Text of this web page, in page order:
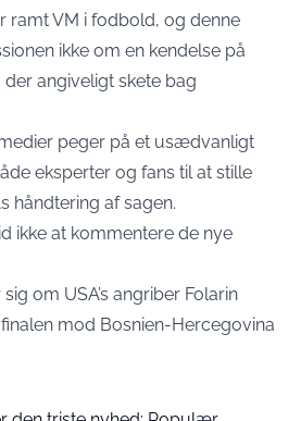
ramt VM i fodbold, og denne
ikke om en kendelse på
angiveligt skete bag
peger på et usædvanligt
eksperter og fans til at stille
håndtering af sagen.
ikke at kommentere de nye
om USA’s angriber Folarin
mod Bosnien-Hercegovina